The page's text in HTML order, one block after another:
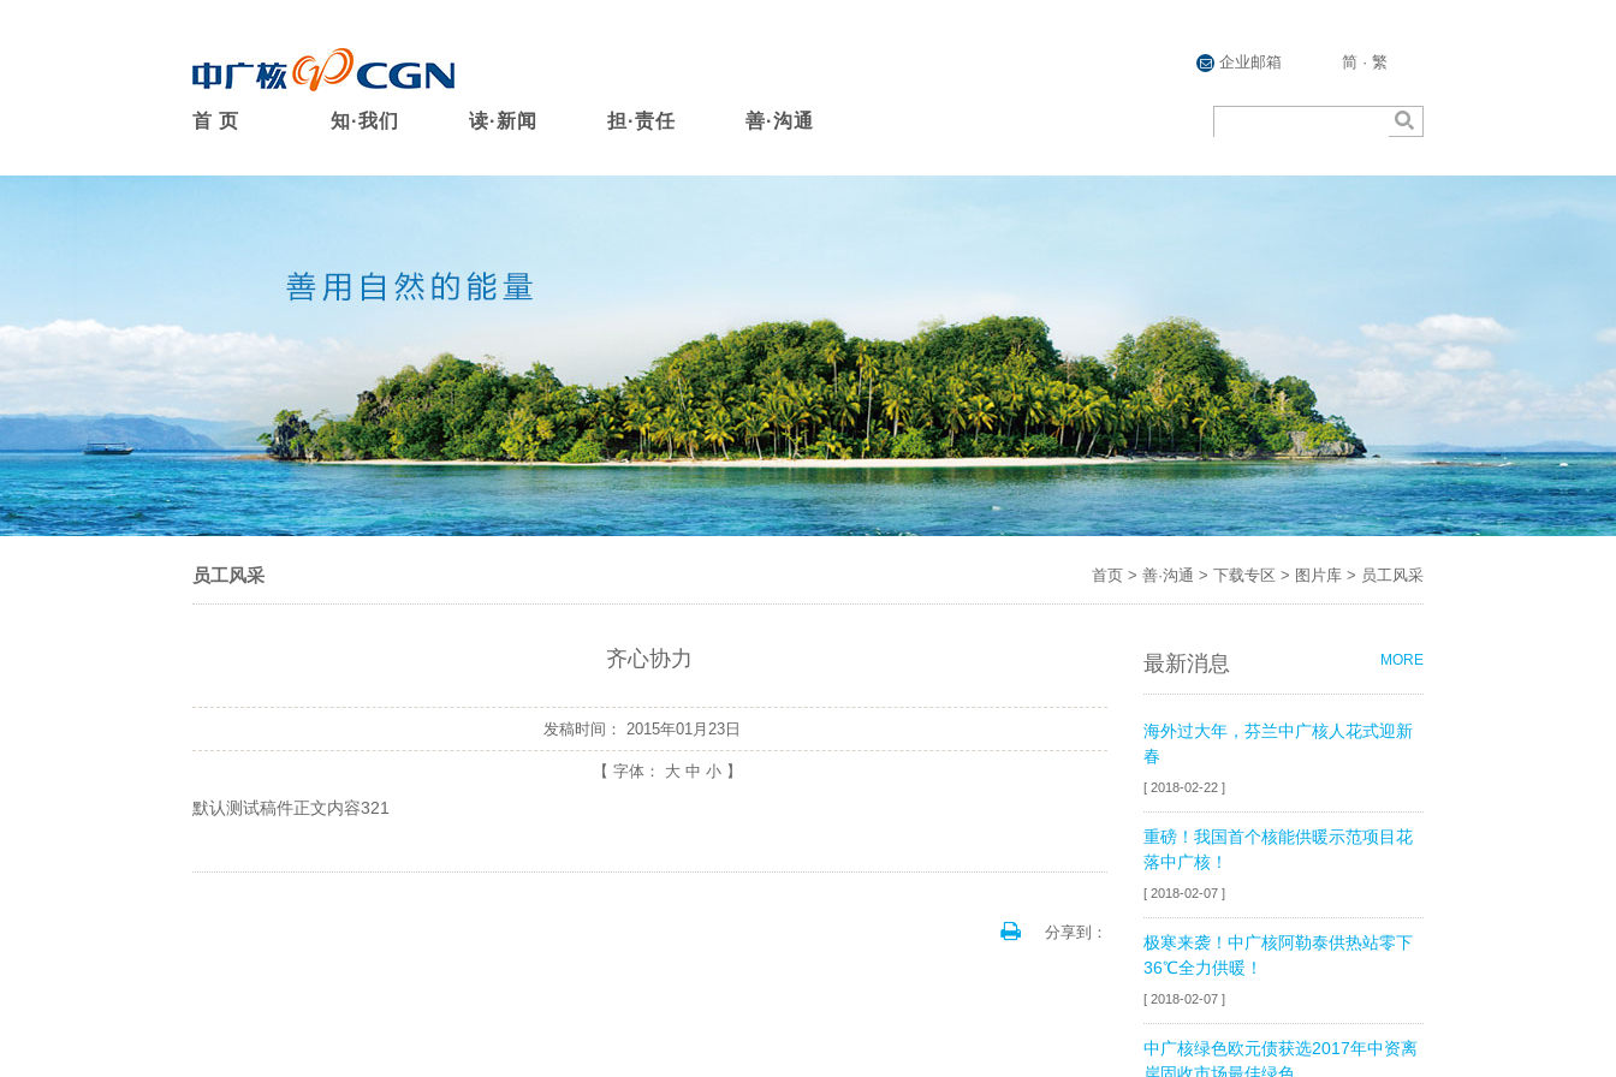
简 · 繁
企业邮箱
首 页 知·我们 读·新闻 担·责任 善·沟通
首页 > 善·沟通 > 下载专区 > 图片库 > 员工风采
员工风采
齐心协力
发稿时间：2015年01月23日
【 字体： 大 中 小 】
默认测试稿件正文内容321
分享到：
MORE
最新消息
海外过大年，芬兰中广核人花式迎新
春
[ 2018-02-22 ]
重磅！我国首个核能供暖示范项目花
落中广核！
[ 2018-02-07 ]
极寒来袭！中广核阿勒泰供热站零下
36℃全力供暖！
[ 2018-02-07 ]
中广核绿色欧元债获选2017年中资离